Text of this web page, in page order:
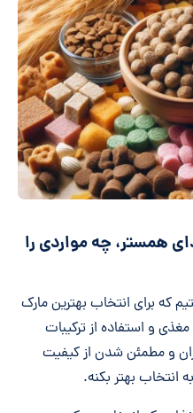
همستر، چه مواردی را
که برای انتخاب بهترین مارک
و استفاده از ترکیبات
و مطمئن شدن از کیفیت
انتخاب بهتر بکنه.